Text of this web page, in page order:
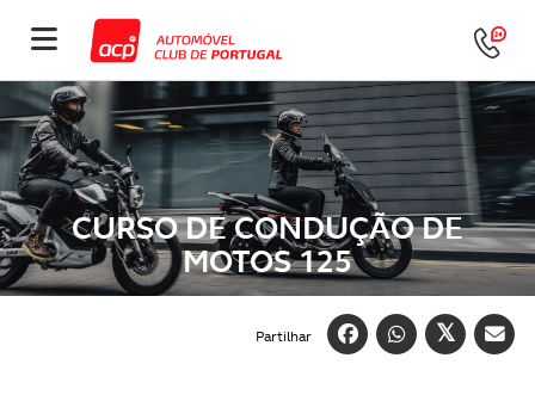
CURSO DE CONDUÇÃO DE
MOTOS 125
Partilhar